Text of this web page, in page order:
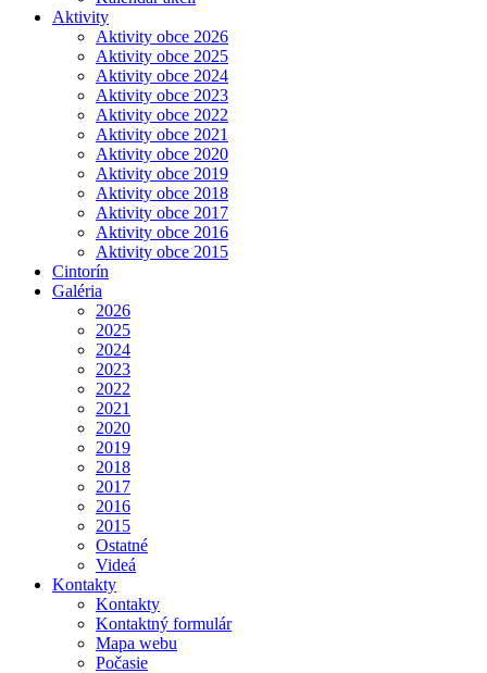
Aktivity
Aktivity obce 2026
Aktivity obce 2025
Aktivity obce 2024
Aktivity obce 2023
Aktivity obce 2022
Aktivity obce 2021
Aktivity obce 2020
Aktivity obce 2019
Aktivity obce 2018
Aktivity obce 2017
Aktivity obce 2016
Aktivity obce 2015
Cintorín
Galéria
2026
2025
2024
2023
2022
2021
2020
2019
2018
2017
2016
2015
Ostatné
Videá
Kontakty
Kontakty
Kontaktný formulár
Mapa webu
Počasie